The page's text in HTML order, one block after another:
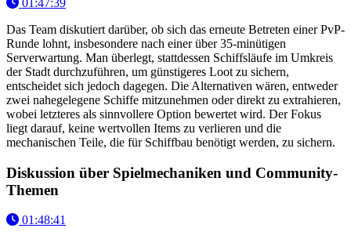
Das Team diskutiert darüber, ob sich das erneute Betreten einer PvP-
Runde lohnt, insbesondere nach einer über 35-minütigen
Serverwartung. Man überlegt, stattdessen Schiffsläufe im Umkreis
der Stadt durchzuführen, um günstigeres Loot zu sichern,
entscheidet sich jedoch dagegen. Die Alternativen wären, entweder
zwei nahegelegene Schiffe mitzunehmen oder direkt zu extrahieren,
wobei letzteres als sinnvollere Option bewertet wird. Der Fokus
liegt darauf, keine wertvollen Items zu verlieren und die
mechanischen Teile, die für Schiffbau benötigt werden, zu sichern.
Diskussion über Spielmechaniken und Community-
Themen
01:48:41